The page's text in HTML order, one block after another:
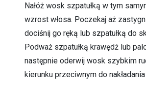
Nałóż wosk szpatułką w tym
wzrost włosa. Poczekaj aż
dociśnij go ręką lub szpatułką do
Podważ szpatułką krawędź lub
następnie oderwij wosk szybkim
kierunku przeciwnym do